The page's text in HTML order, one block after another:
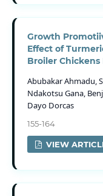
Growth
Effect of
Broiler Chickens
Abubakar Ahmadu,
Ndakotsu Gana,
Dayo Dorcas
155-164
VIEW